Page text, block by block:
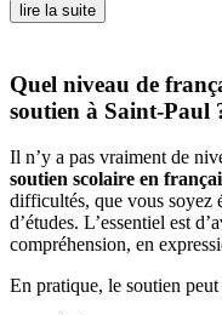
lire la suite
Quel niveau de
soutien à Saint-Paul
Il n’y a pas vraiment de
soutien scolaire en
difficultés, que vous soyez
d’études. L’essentiel est
compréhension, en
En pratique, le soutien